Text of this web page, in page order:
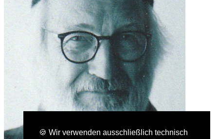
🍪 Wir verwenden ausschließlich technisch